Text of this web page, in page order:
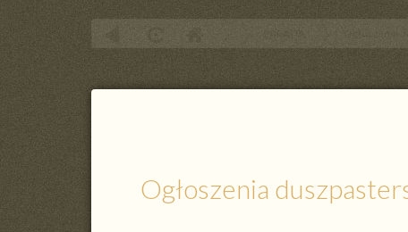
Ogłoszenia
Ogłoszenia